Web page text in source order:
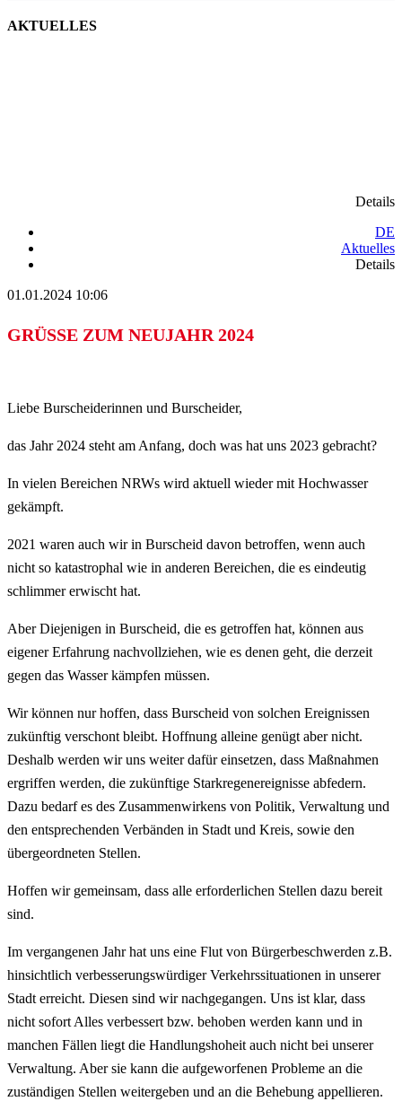
AKTUELLES
Details
DE
Aktuelles
Details
01.01.2024 10:06
GRÜSSE ZUM NEUJAHR 2024
Liebe Burscheiderinnen und Burscheider,
das Jahr 2024 steht am Anfang, doch was hat uns 2023 gebracht?
In vielen Bereichen NRWs wird aktuell wieder mit Hochwasser
gekämpft.
2021 waren auch wir in Burscheid davon betroffen, wenn auch
nicht so katastrophal wie in anderen Bereichen, die es eindeutig
schlimmer erwischt hat.
Aber Diejenigen in Burscheid, die es getroffen hat, können aus
eigener Erfahrung nachvollziehen, wie es denen geht, die derzeit
gegen das Wasser kämpfen müssen.
Wir können nur hoffen, dass Burscheid von solchen Ereignissen
zukünftig verschont bleibt. Hoffnung alleine genügt aber nicht.
Deshalb werden wir uns weiter dafür einsetzen, dass Maßnahmen
ergriffen werden, die zukünftige Starkregenereignisse abfedern.
Dazu bedarf es des Zusammenwirkens von Politik, Verwaltung und
den entsprechenden Verbänden in Stadt und Kreis, sowie den
übergeordneten Stellen.
Hoffen wir gemeinsam, dass alle erforderlichen Stellen dazu bereit
sind.
Im vergangenen Jahr hat uns eine Flut von Bürgerbeschwerden z.B.
hinsichtlich verbesserungswürdiger Verkehrssituationen in unserer
Stadt erreicht. Diesen sind wir nachgegangen. Uns ist klar, dass
nicht sofort Alles verbessert bzw. behoben werden kann und in
manchen Fällen liegt die Handlungshoheit auch nicht bei unserer
Verwaltung. Aber sie kann die aufgeworfenen Probleme an die
zuständigen Stellen weitergeben und an die Behebung appellieren.